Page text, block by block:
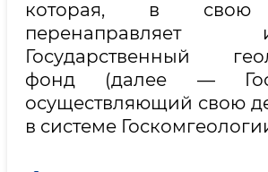
которая, в свою
Государственный
фонд (далее —
осуществляющий свою
в системе